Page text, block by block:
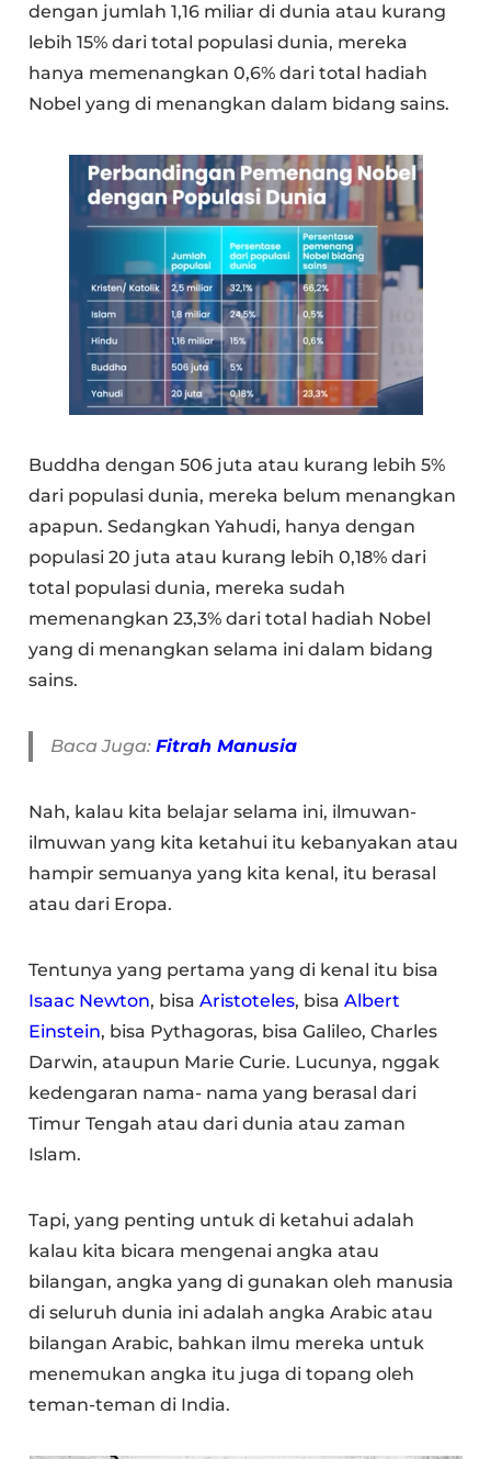
dengan jumlah 1,16 miliar di dunia atau kurang
lebih 15% dari total populasi dunia, mereka
hanya memenangkan 0,6% dari total hadiah
Nobel yang di menangkan dalam bidang sains.
Buddha dengan 506 juta atau kurang lebih 5%
dari populasi dunia, mereka belum menangkan
apapun. Sedangkan Yahudi, hanya dengan
populasi 20 juta atau kurang lebih 0,18% dari
total populasi dunia, mereka sudah
memenangkan 23,3% dari total hadiah Nobel
yang di menangkan selama ini dalam bidang
sains.
Baca Juga:Fitrah Manusia
Nah, kalau kita belajar selama ini, ilmuwan-
ilmuwan yang kita ketahui itu kebanyakan atau
hampir semuanya yang kita kenal, itu berasal
atau dari Eropa.
Tentunya yang pertama yang di kenal itu bisa
Isaac Newton, bisaAristoteles, bisaAlbert
Einstein, bisa Pythagoras, bisa Galileo, Charles
Darwin, ataupun Marie Curie. Lucunya, nggak
kedengaran nama- nama yang berasal dari
Timur Tengah atau dari dunia atau zaman
Islam.
Tapi, yang penting untuk di ketahui adalah
kalau kita bicara mengenai angka atau
bilangan, angka yang di gunakan oleh manusia
di seluruh dunia ini adalah angka Arabic atau
bilangan Arabic, bahkan ilmu mereka untuk
menemukan angka itu juga di topang oleh
teman-teman di India.